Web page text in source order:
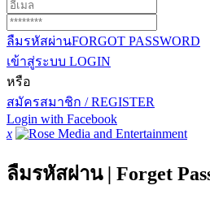
ลืมรหัสผ่านFORGOT PASSWORD
เข้าสู่ระบบ LOGIN
หรือ
สมัครสมาชิก / REGISTER
Login with Facebook
x
ลืมรหัสผ่าน | Forget